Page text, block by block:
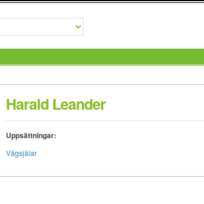
Harald Leander
Uppsättningar:
Vägsjälar